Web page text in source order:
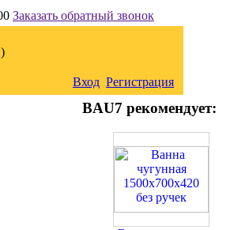
Заказать обратный звонок
Вход Регистрация
BAU7 рекомендует: